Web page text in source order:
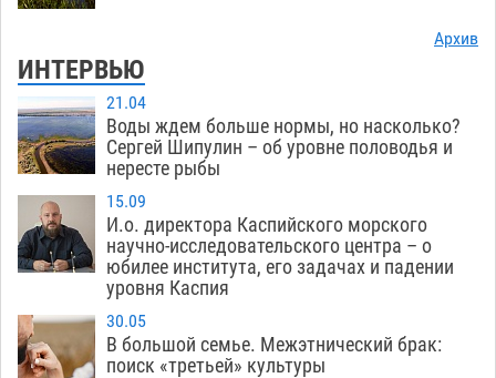
Архив
ИНТЕРВЬЮ
21.04
Воды ждем больше нормы, но насколько?
Сергей Шипулин – об уровне половодья и
нересте рыбы
15.09
И.о. директора Каспийского морского
научно-исследовательского центра – о
юбилее института, его задачах и падении
уровня Каспия
30.05
В большой семье. Межэтнический брак:
поиск «третьей» культуры